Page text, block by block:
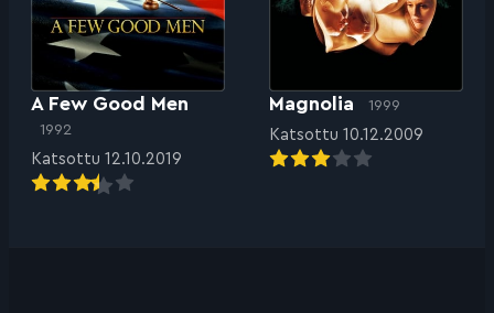
A Few Good Men
1992
Katsottu 12.10.2019
Magnolia 1999
Katsottu 10.12.2009